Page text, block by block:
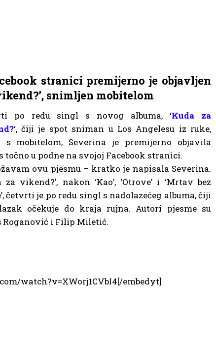
stranici premijerno je objavljen
snimljen mobitelom
po redu singl s novog albuma, ‘Kuda za
‘, čiji je spot sniman u Los Angelesu iz ruke,
s mobitelom, Severina je premijerno objavila
točno u podne na svojoj Facebook stranici.
ovu pjesmu – kratko je napisala Severina.
za vikend?’, nakon ‘Kao’, ‘Otrove’ i ‘Mrtav bez
četvrti je po redu singl s nadolazećeg albuma, čiji
očekuje do kraja rujna. Autori pjesme su
Roganović i Filip Miletić.
watch?v=XWorj1CVbI4[/embedyt]